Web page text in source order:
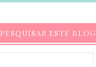
PESQUISAR ESTE BLOG